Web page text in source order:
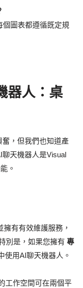
圖表都遵循既定規
器人：桌
，但我們也知道產
天機器人是Visual
。
擁有有效維護服務，
別是，如果您擁有 專
使用AI聊天機器人。
工作空間可在兩個平